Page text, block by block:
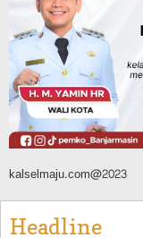
Silaturahmi
AKBP Arif
Keamanan
Agustus 6, 2026
kalselmaju.com@2023
Headline